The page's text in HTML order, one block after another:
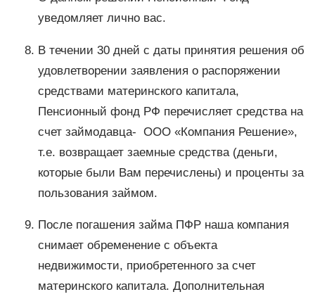
уведомляет лично вас.
В течении 30 дней с даты принятия решения об
удовлетворении заявления о распоряжении
средствами материнского капитала,
Пенсионный фонд РФ перечисляет средства на
счет займодавца- ООО «Компания Решение»,
т.е. возвращает заемные средства (деньги,
которые были Вам перечислены) и проценты за
пользования займом.
После погашения займа ПФР наша компания
снимает обременение с объекта
недвижимости, приобретенного за счет
материнского капитала. Дополнительная